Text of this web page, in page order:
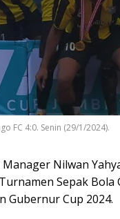
FC 4:0. Senin (29/1/2024).
Nilwan
Sepak Bola
Gubernur Cup 2024.